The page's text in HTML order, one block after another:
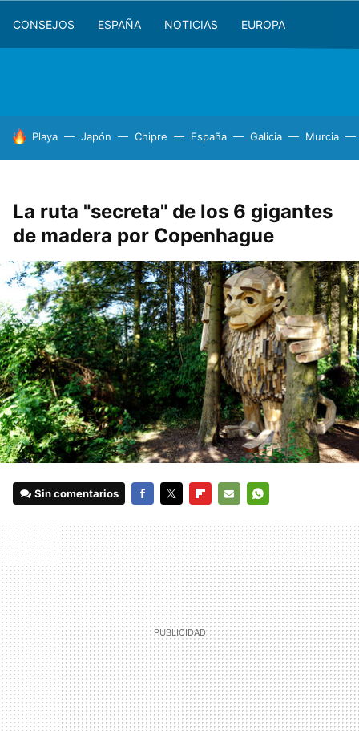
CONSEJOS ESPAÑA NOTICIAS EUROPA
HOY SE HABLA DE
Playa Japón Chipre España Galicia Murcia
La ruta "secreta" de los 6 gigantes
de madera por Copenhague
Sin comentarios
MAIL